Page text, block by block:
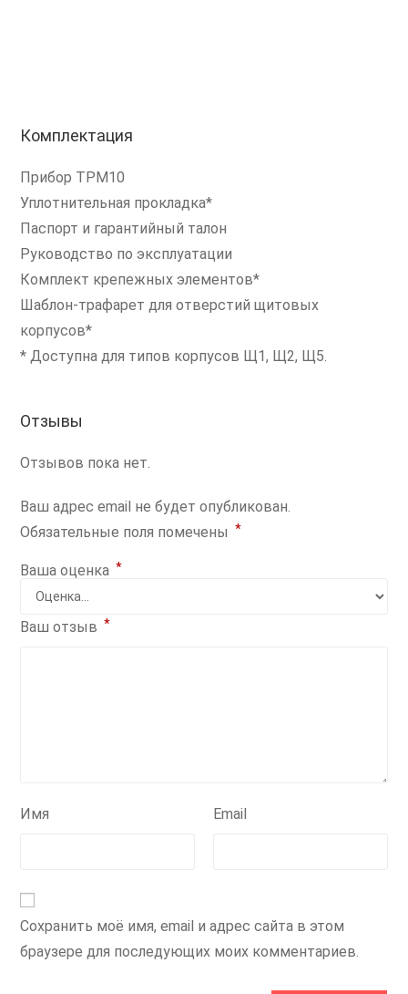
Комплектация
Прибор ТРМ10
Уплотнительная прокладка*
Паспорт и гарантийный талон
Руководство по эксплуатации
Комплект крепежных элементов*
Шаблон-трафарет для отверстий щитовых
корпусов*
* Доступна для типов корпусов Щ1, Щ2, Щ5.
Отзывы
Отзывов пока нет.
Ваш адрес email не будет опубликован.
Обязательные поля помечены *
Ваша оценка *
Ваш отзыв *
Имя Email
Сохранить моё имя, email и адрес сайта в этом
браузере для последующих моих комментариев.